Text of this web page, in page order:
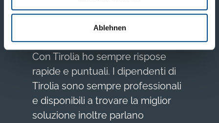
Ablehnen
Con Tirolia ho sempre rispose
rapide e puntuali. I dipendenti di
Tirolia sono sempre professionali
e disponibili a trovare la miglior
soluzione inoltre parlano